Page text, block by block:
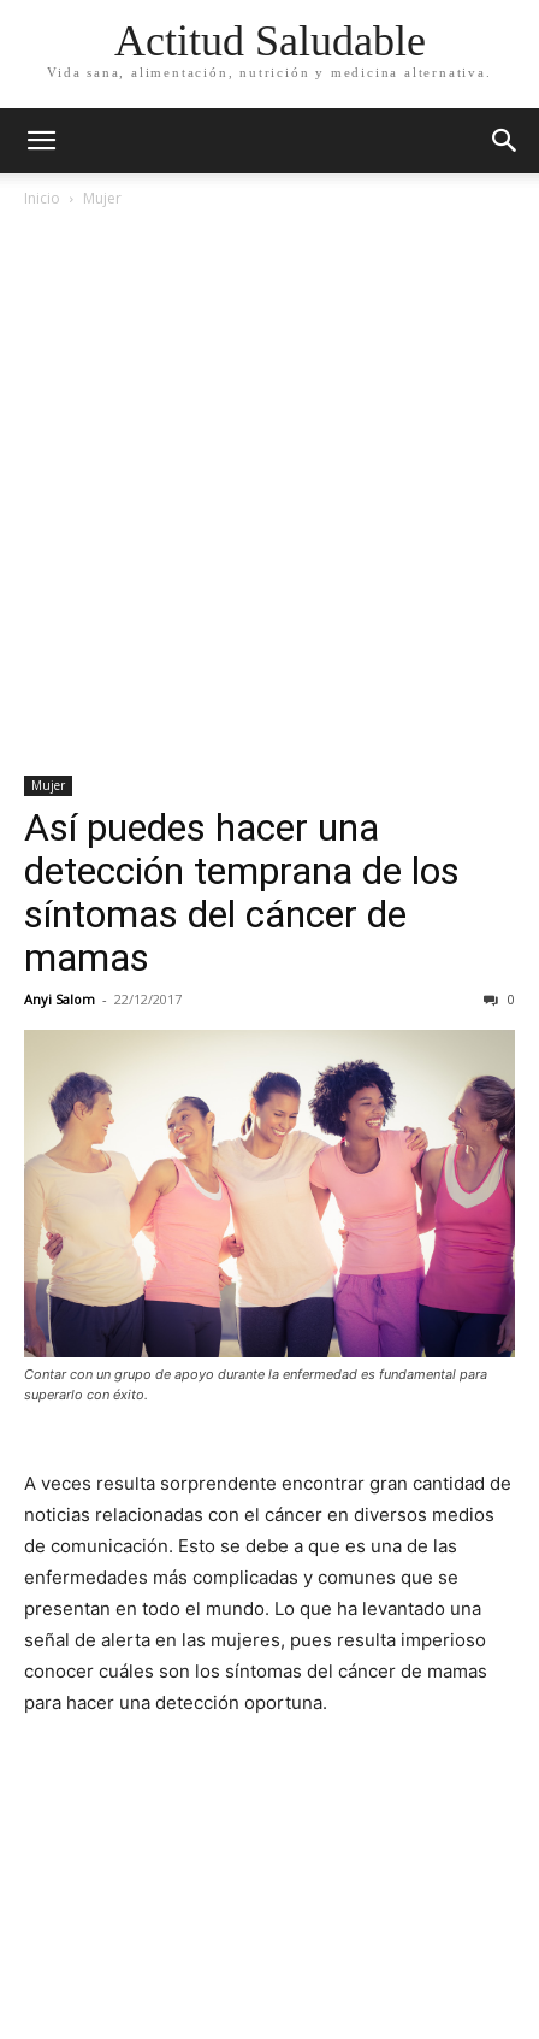
Actitud Saludable
Vida sana, alimentación, nutrición y medicina alternativa.
Inicio Mujer
Mujer
Así puedes hacer una
detección temprana de los
síntomas del cáncer de
mamas
Anyi Salom - 22/12/2017 0
Contar con un grupo de apoyo durante la enfermedad es fundamental para
superarlo con éxito.
A veces resulta sorprendente encontrar gran cantidad de
noticias relacionadas con el cáncer en diversos medios
de comunicación. Esto se debe a que es una de las
enfermedades más complicadas y comunes que se
presentan en todo el mundo. Lo que ha levantado una
señal de alerta en las mujeres, pues resulta imperioso
conocer cuáles son los síntomas del cáncer de mamas
para hacer una detección oportuna.